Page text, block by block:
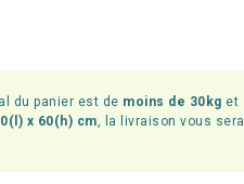
du panier est de moins de 30kg et
x 60(h) cm, la livraison vous sera